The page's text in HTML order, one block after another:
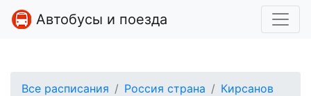
Автобусы и поезда
Все расписания Россия страна
Кирсанов